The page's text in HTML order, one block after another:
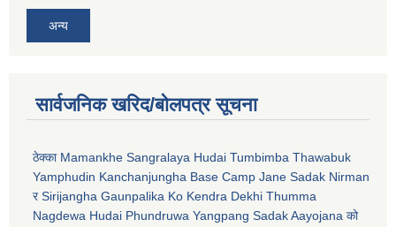
अन्य
सार्वजनिक खरिद/बोलपत्र सूचना
ठेक्का Mamankhe Sangralaya Hudai Tumbimba Thawabuk
Yamphudin Kanchanjungha Base Camp Jane Sadak Nirman
र Sirijangha Gaunpalika Ko Kendra Dekhi Thumma
Nagdewa Hudai Phundruwa Yangpang Sadak Aayojana को